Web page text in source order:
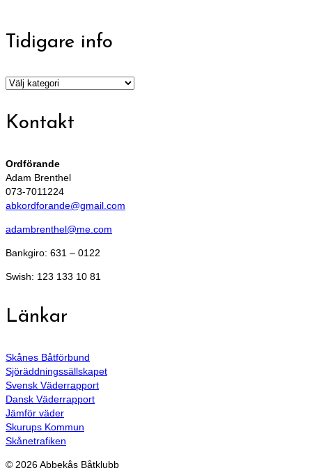
Tidigare info
Tidigare
Kontakt
Ordförande
Adam Brenthel
073-7011224
abkordforande@gmail.com
adambrenthel@me.com
Bankgiro: 631 – 0122
Swish: 123 133 10 81
Länkar
Skånes Båtförbund
Sjöräddningssällskapet
Svensk Väderrapport
Dansk Väderrapport
Jämför väder
Skurups Kommun
Skånetrafiken
© 2026 Abbekås Båtklubb